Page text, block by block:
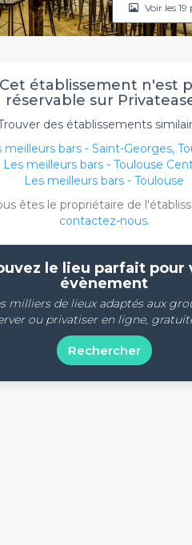
Voir les
Cet établissement n'est
réservable sur
des établissements
meilleurs bars - Saint-Georges,
Les meilleurs bars - Toulouse
Les meilleurs bars - Toulouse
êtes le propriétaire de
contactez-nous.
le lieu parfait pour
évènement
milliers de lieux adaptés aux
ou privatiser en ligne,
Rechercher